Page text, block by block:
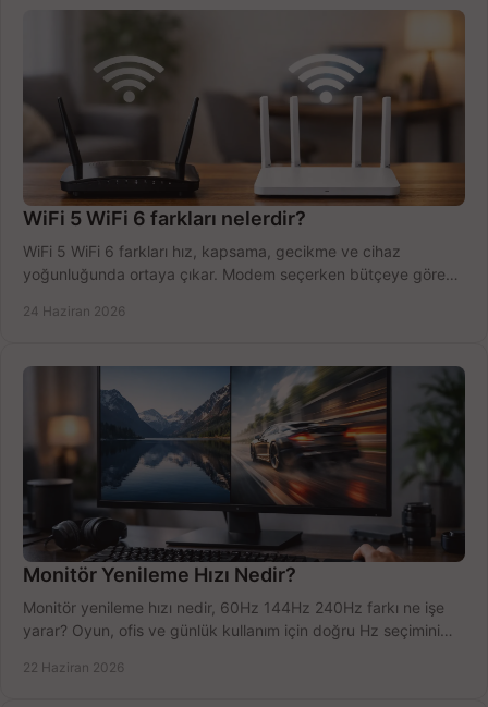
WiFi 5 WiFi 6 farkları nelerdir?
WiFi 5 WiFi 6 farkları hız, kapsama, gecikme ve cihaz
yoğunluğunda ortaya çıkar. Modem seçerken bütçeye göre
24 Haziran 2026
Monitör Yenileme Hızı Nedir?
Monitör yenileme hızı nedir, 60Hz 144Hz 240Hz farkı ne işe
yarar? Oyun, ofis ve günlük kullanım için doğru Hz seçimini
22 Haziran 2026